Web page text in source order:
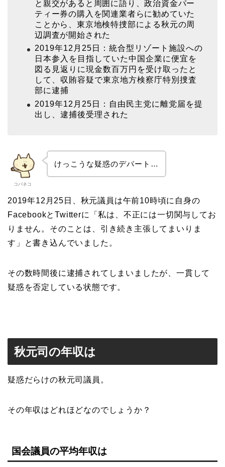
と親交があると周囲に語り、政治資金パー
ティー券の購入を関連業者らに勧めていた
ことから、東京地検特捜部による秋元の周
辺調査が開始された
2019年12月25日：統合型リゾート施設への
日本参入を目指していた中国企業に便宜を
図る見返りに現金数百万円を受け取ったと
して、収賄容疑で東京地方検察庁特別捜査
部に逮捕
2019年12月25日：自由民主党に離党届を提
出し、逮捕後受理された
コバネコ
けっこうな疑惑のデパート…
2019年12月25日、秋元議員は午前10時頃に自身の
FacebookとTwitterに「私は、不正には一切関与してお
りません。そのことは、引き続き主張してまいりま
す」と書き込んでいました。
その数時間後に逮捕されてしまいましたが、一貫して
疑惑を否定している状態です。
秋元司の年収は
疑惑だらけの秋元司議員。
その年収はどれほどなのでしょうか？
国会議員の平均年収は